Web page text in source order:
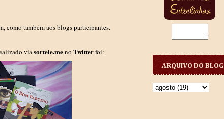
como também aos blogs participantes.
viasorteie.meno Twitterfoi:
ARQUIVO DO BLOG